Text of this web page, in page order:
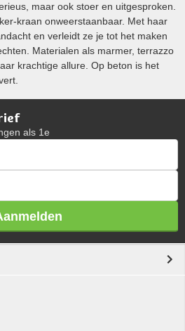
maar ook stoer en uitgesproken.
kraan onweerstaanbaar. Met haar
en verleidt ze je tot het maken
Materialen als marmer, terrazzo
krachtige allure. Op beton is het
als 1e